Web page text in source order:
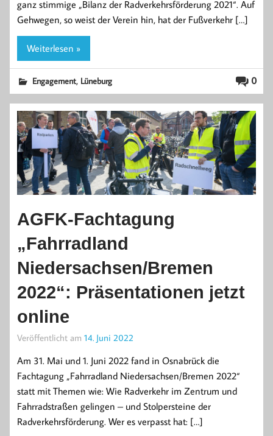
ganz stimmige „Bilanz der Radverkehrsförderung 2021“. Auf
Gehwegen, so weist der Verein hin, hat der Fußverkehr […]
Weiterlesen »
0
Engagement, Lüneburg
AGFK-Fachtagung
„Fahrradland
Niedersachsen/Bremen
2022“: Präsentationen jetzt
online
Veröffentlicht am 14. Juni 2022
Am 31. Mai und 1. Juni 2022 fand in Osnabrück die
Fachtagung „Fahrradland Niedersachsen/Bremen 2022“
statt mit Themen wie: Wie Radverkehr im Zentrum und
Fahrradstraßen gelingen – und Stolpersteine der
Radverkehrsförderung. Wer es verpasst hat: […]